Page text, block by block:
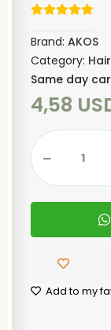
Brand: AKOS
Category:
Same day
4,58
Add to my